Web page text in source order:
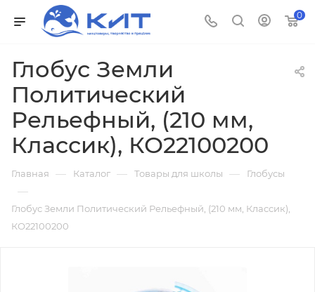
0
Глобус Земли
Политический
Рельефный, (210 мм,
Классик), КО22100200
Главная — Каталог — Товары для школы — Глобусы
—
Глобус Земли Политический Рельефный, (210 мм, Классик),
КО22100200